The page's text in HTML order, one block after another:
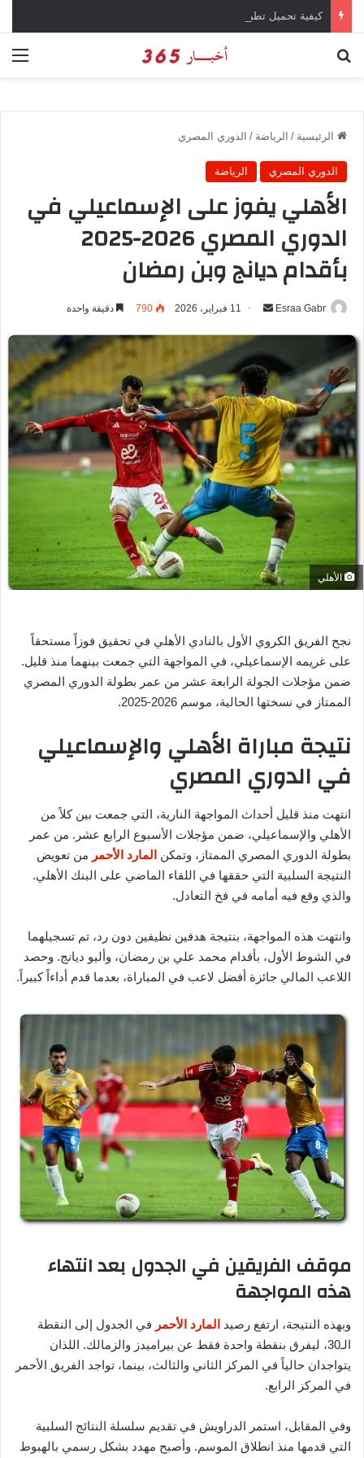
كيفية تحميل تطبيق تيمو temu للتسوق الإلكتروني عبر الإنترنت
الرئيسية / الرياضة / الدوري المصري
الدوري المصري الرياضة
الأهلي يفوز على الإسماعيلي في
الدوري المصري 2026-2025
بأقدام ديانج وبن رمضان
Esraa Gabr
ل
ر
ي
د
ا
إ
ل
ر
و
ا
11 فبراير، 2026 790 دقيقة واحدة
الأهلي
نجح الفريق الكروي الأول بالنادي الأهلي في تحقيق فوزاً مستحقاً
على غريمه الإسماعيلي، في المواجهة التي جمعت بينهما منذ قليل.
ضمن مؤجلات الجولة الرابعة عشر من عمر بطولة الدوري المصري
الممتاز في نسختها الحالية، موسم 2026-2025.
نتيجة مباراة الأهلي والإسماعيلي
في الدوري المصري
انتهت منذ قليل أحداث المواجهة النارية، التي جمعت بين كلاً من
الأهلي والإسماعيلي، ضمن مؤجلات الأسبوع الرابع عشر. من عمر
بطولة الدوري المصري الممتاز، وتمكن المارد الأحمر من تعويض
النتيجة السلبية التي حققها في اللقاء الماضي على البنك الأهلي.
والذي وقع فيه أمامه في فخ التعادل.
وانتهت هذه المواجهة، بنتيجة هدفين نظيفين دون رد، تم تسجيلهما
في الشوط الأول، بأقدام محمد علي بن رمضان، وأليو ديانج. وحصد
اللاعب المالي جائزة أفضل لاعب في المباراة، بعدما قدم أداءاً كبيراً.
موقف الفريقين في الجدول بعد انتهاء
هذه المواجهة
وبهذه النتيجة، ارتفع رصيد المارد الأحمر في الجدول إلى النقطة
الـ30، ليفرق بنقطة واحدة فقط عن بيراميدز والزمالك. اللذان
يتواجدان حالياً في المركز الثاني والثالث، بينما، تواجد الفريق الأحمر
في المركز الرابع.
وفي المقابل، استمر الدراويش في تقديم سلسلة النتائج السلبية
التي قدمها منذ انطلاق الموسم. وأصبح مهدد بشكل رسمي بالهبوط